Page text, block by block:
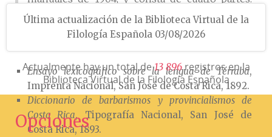
Fonología, Etimología, Morfología y Sintaxis.
Ensayo lexicográfico sobre la lengua de Térraba,
Imprenta Nacional, San José de Costa Rica, 1892.
Diccionario de barbarismos y provincialismos de
Costa Rica, Tipografía Nacional, San José de
Costa Rica, 1893.
Última actualización de la Biblioteca Virtual de la
Filología Española 03/08/2026
Actualmente hay un total de13 896registros en la
Biblioteca Virtual de la Filología Española
Opciones